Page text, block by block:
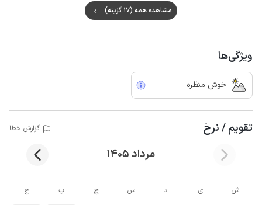
مشاهده همه (17 گزینه)
ویژگی‌ها
خوش منظره
تقویم / نرخ گزارش خطا
مرداد 1405
ش ی د س چ پ ج